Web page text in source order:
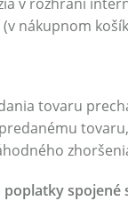
nákupnom
tovaru
poplatky